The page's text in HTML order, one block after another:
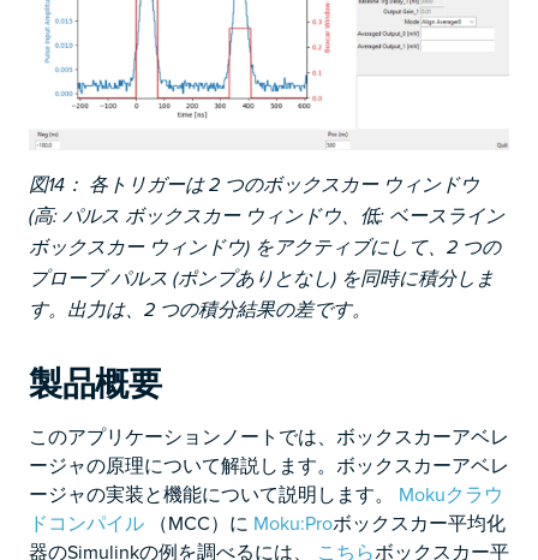
図14： 各トリガーは 2 つのボックスカー ウィンドウ
(高: パルス ボックスカー ウィンドウ、低: ベースライン
ボックスカー ウィンドウ) をアクティブにして、2 つの
プローブ パルス (ポンプありとなし) を同時に積分しま
す。出力は、2 つの積分結果の差です。
製品概要
このアプリケーションノートでは、ボックスカーアベレ
ージャの原理について解説します。ボックスカーアベレ
ージャの実装と機能について説明します。 Mokuクラウ
ドコンパイル （MCC）に Moku:Proボックスカー平均化
器のSimulinkの例を調べるには、 こちらボックスカー平